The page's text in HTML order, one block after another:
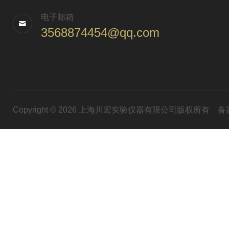
电子邮箱
3568874454@qq.com
Copyright © 2026 上海川宏实验仪器有限公司版权所有 备